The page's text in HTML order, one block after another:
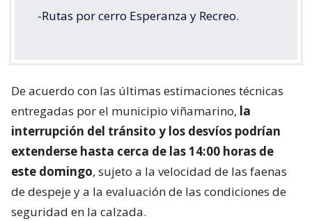
-Rutas por cerro Esperanza y Recreo.
De acuerdo con las últimas estimaciones técnicas
entregadas por el municipio viñamarino, la
interrupción del tránsito y los desvíos podrían
extenderse hasta cerca de las 14:00 horas de
este domingo, sujeto a la velocidad de las faenas
de despeje y a la evaluación de las condiciones de
seguridad en la calzada.